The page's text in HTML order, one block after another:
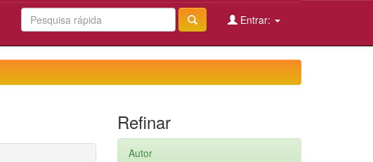
Entrar:
Refinar
Autor